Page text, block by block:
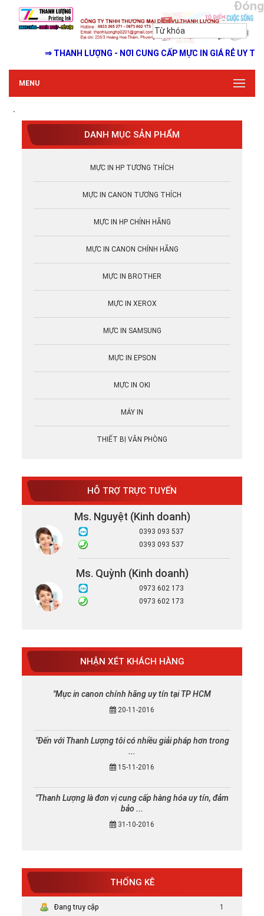
Đóng
⇒ THANH LƯỢNG - NƠI CUNG CẤP MỰC IN GIÁ RẺ UY
MENU
`
DANH MỤC SẢN PHẨM
MỰC IN HP TƯƠNG THÍCH
MỰC IN CANON TƯƠNG THÍCH
MỰC IN HP CHÍNH HÃNG
MỰC IN CANON CHÍNH HÃNG
MỰC IN BROTHER
MỰC IN XEROX
MỰC IN SAMSUNG
MỰC IN EPSON
MỰC IN OKI
MÁY IN
THIẾT BỊ VĂN PHÒNG
HỖ TRỢ TRỰC TUYẾN
Ms. Nguyệt (Kinh doanh)
0393 093 537
0393 093 537
Ms. Quỳnh (Kinh doanh)
0973 602 173
0973 602 173
NHẬN XÉT KHÁCH HÀNG
"Mực in canon chính hãng uy tín tại TP HCM
20-11-2016
"Đến với Thanh Lượng tôi có nhiều giải pháp hơn trong
...
15-11-2016
"Thanh Lượng là đơn vị cung cấp hàng hóa uy tín, đảm
bảo ...
31-10-2016
THỐNG KÊ
Đang truy cập
1